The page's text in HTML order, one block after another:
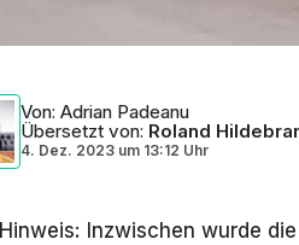
Von: Adrian Padeanu
Übersetzt von: Roland
4. Dez. 2023 um 13:12 Uhr
Hinweis: Inzwischen wurde die